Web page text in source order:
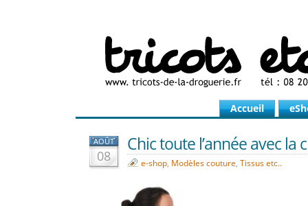
Accueil
AOÛT
08
Chic toute l’année avec la
e-shop, Modèles couture, Tissus etc..